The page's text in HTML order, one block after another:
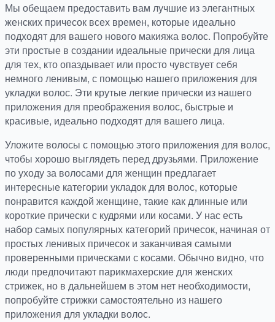
Мы обещаем предоставить вам лучшие из элегантных
женских причесок всех времен, которые идеально
подходят для вашего нового макияжа волос. Попробуйте
эти простые в создании идеальные прически для лица
для тех, кто опаздывает или просто чувствует себя
немного ленивым, с помощью нашего приложения для
укладки волос. Эти крутые легкие прически из нашего
приложения для преображения волос, быстрые и
красивые, идеально подходят для вашего лица.
Уложите волосы с помощью этого приложения для волос,
чтобы хорошо выглядеть перед друзьями. Приложение
по уходу за волосами для женщин предлагает
интересные категории укладок для волос, которые
понравится каждой женщине, такие как длинные или
короткие прически с кудрями или косами. У нас есть
набор самых популярных категорий причесок, начиная от
простых ленивых причесок и заканчивая самыми
проверенными прическами с косами. Обычно видно, что
люди предпочитают парикмахерские для женских
стрижек, но в дальнейшем в этом нет необходимости,
попробуйте стрижки самостоятельно из нашего
приложения для укладки волос.